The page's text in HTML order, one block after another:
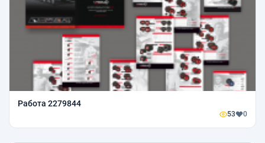
Работа 2279844
53 0